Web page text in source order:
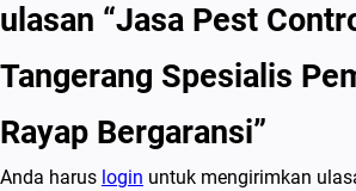
ulasan “Jasa Pest
Tangerang Spesialis
Rayap Bergaransi”
Anda harus login untuk mengirimkan